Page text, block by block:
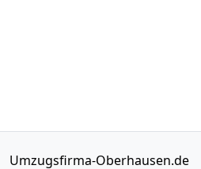
Umzugsfirma-Oberhausen.de